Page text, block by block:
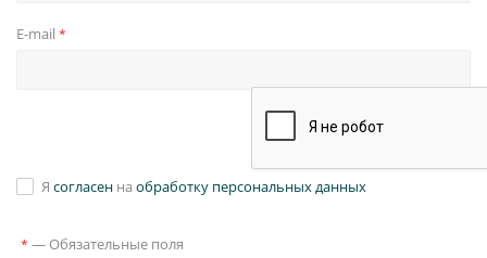
E-mail *
Я согласен на обработку персональных данных
* — Обязательные поля